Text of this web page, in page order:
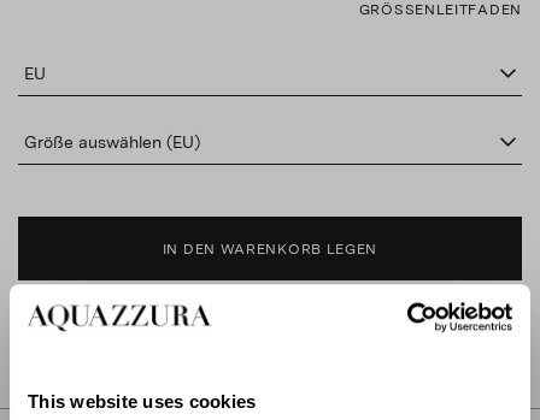
This website uses cookies
GRÖSSENLEITFADEN
EU
Größe auswählen (EU)
IN DEN WARENKORB LEGEN
IN BOUTIQUE FINDEN